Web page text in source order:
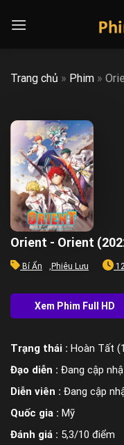
Trang chủ » Phim »
Orient - Orient
Bí Ẩn , Phiêu Lưu
Trạng thái : Hoàn Tất
Đạo diễn : Đang cập
Diễn viên : Đang cập
Quốc gia : Mỹ
Đánh giá : 5,3/10 điểm